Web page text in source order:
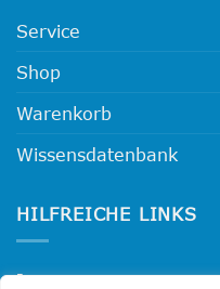
Service
Shop
Warenkorb
Wissensdatenbank
HILFREICHE LINKS
Impressum